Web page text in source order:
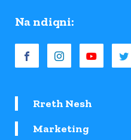
Na ndiqni:
Rreth Nesh
Marketing